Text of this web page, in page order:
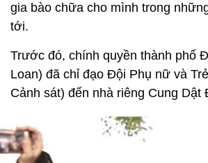
gia bào chữa cho mình trong
tới.
Trước đó, chính quyền thành phố
Loan) đã chỉ đạo Đội Phụ nữ và
Cảnh sát) đến nhà riêng Cung Dật